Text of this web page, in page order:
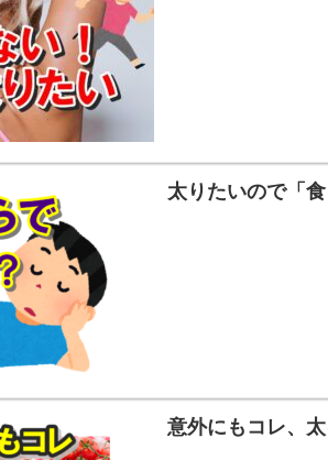
太りたいので「
意外にもコレ、